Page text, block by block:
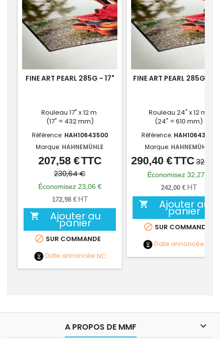
FINE ART PEARL 285G - 17"
Rouleau 17" x 12 m
(17" = 432 mm)
Référence: HAH10643500
Marque: HAHNEMÜHLE
Prix
Prix
de
base
207,58 €TTC
230,64 €
Économisez 23,06 €
172,98 € HT
 Ajouter au
panier
 SUR COMMANDE
Date annoncée NC
FINE ART PEARL 285G -
Rouleau 24" x 12 m
(24" = 610 mm)
Référence: HAH10643501
Marque: HAHNEMÜHLE
Prix
Prix
de
base
290,40 €TTC
Économisez 32,27 €
242,00 € HT
 Ajouter au
panier
 SUR COMMANDE
Date annoncée
A PROPOS DE MMF 